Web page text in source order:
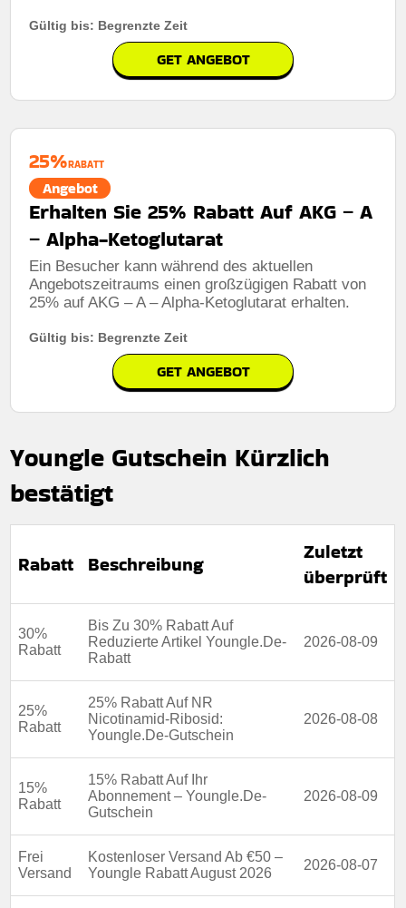
Gültig bis: Begrenzte Zeit
GET ANGEBOT
25%RABATT
Angebot
Erhalten Sie 25% Rabatt Auf AKG – A
– Alpha-Ketoglutarat
Ein Besucher kann während des aktuellen
Angebotszeitraums einen großzügigen Rabatt von
25% auf AKG – A – Alpha-Ketoglutarat erhalten.
Gültig bis: Begrenzte Zeit
GET ANGEBOT
Youngle Gutschein Kürzlich
bestätigt
Rabatt Beschreibung
Zuletzt
überprüft
30%
Rabatt
Bis Zu 30% Rabatt Auf
Reduzierte Artikel Youngle.De-
Rabatt
2026-08-09
25%
Rabatt
25% Rabatt Auf NR
Nicotinamid-Ribosid:
Youngle.De-Gutschein
2026-08-08
15%
Rabatt
15% Rabatt Auf Ihr
Abonnement – Youngle.De-
Gutschein
2026-08-09
Frei
Versand
Kostenloser Versand Ab €50 –
Youngle Rabatt August 2026
2026-08-07